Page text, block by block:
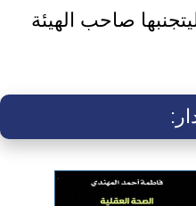
صاحب الهيئة